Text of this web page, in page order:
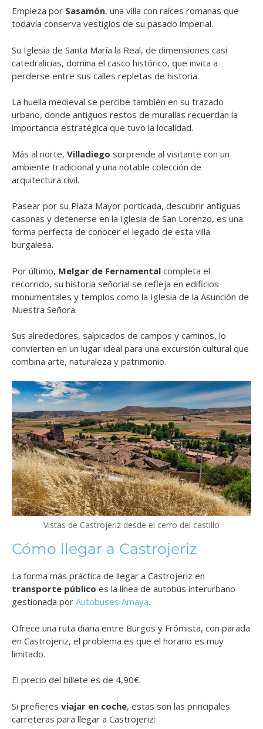
Empieza por Sasamón, una villa con raíces romanas que
todavía conserva vestigios de su pasado imperial.
Su Iglesia de Santa María la Real, de dimensiones casi
catedralicias, domina el casco histórico, que invita a
perderse entre sus calles repletas de historia.
La huella medieval se percibe también en su trazado
urbano, donde antiguos restos de murallas recuerdan la
importancia estratégica que tuvo la localidad.
Más al norte, Villadiego sorprende al visitante con un
ambiente tradicional y una notable colección de
arquitectura civil.
Pasear por su Plaza Mayor porticada, descubrir antiguas
casonas y detenerse en la Iglesia de San Lorenzo, es una
forma perfecta de conocer el legado de esta villa
burgalesa.
Por último, Melgar de Fernamental completa el
recorrido, su historia señorial se refleja en edificios
monumentales y templos como la Iglesia de la Asunción de
Nuestra Señora.
Sus alrededores, salpicados de campos y caminos, lo
convierten en un lugar ideal para una excursión cultural que
combina arte, naturaleza y patrimonio.
Vistas de Castrojeriz desde el cerro del castillo
Cómo llegar a Castrojeriz
La forma más práctica de llegar a Castrojeriz en
transporte público es la línea de autobús interurbano
gestionada por Autobuses Amaya.
Ofrece una ruta diaria entre Burgos y Frómista, con parada
en Castrojeriz, el problema es que el horario es muy
limitado.
El precio del billete es de 4,90€.
Si prefieres viajar en coche, estas son las principales
carreteras para llegar a Castrojeriz: